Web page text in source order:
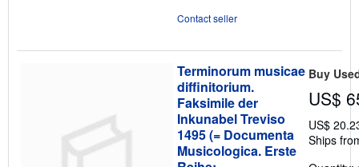
Contact seller
Terminorum musicae
diffinitorium.
Faksimile der
Inkunabel Treviso
1495 (= Documenta
Musicologica. Erste
Buy
US$
US$
Ships